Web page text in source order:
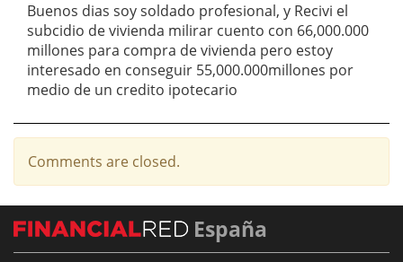
Buenos dias soy soldado profesional, y Recivi el
subcidio de vivienda milirar cuento con 66,000.000
millones para compra de vivienda pero estoy
interesado en conseguir 55,000.000millones por
medio de un credito ipotecario
Comments are closed.
España